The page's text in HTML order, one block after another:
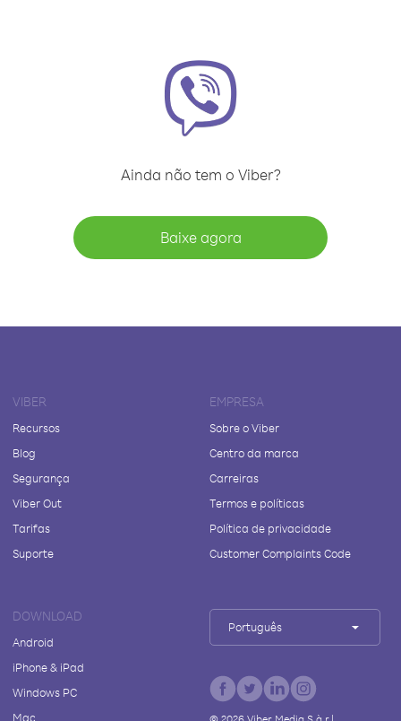
Ainda não tem o Viber?
Baixe agora
VIBER
Recursos
Blog
Segurança
Viber Out
Tarifas
Suporte
EMPRESA
Sobre o Viber
Centro da marca
Carreiras
Termos e políticas
Política de privacidade
Customer Complaints Code
DOWNLOAD
Android
iPhone & iPad
Windows PC
Mac
Português